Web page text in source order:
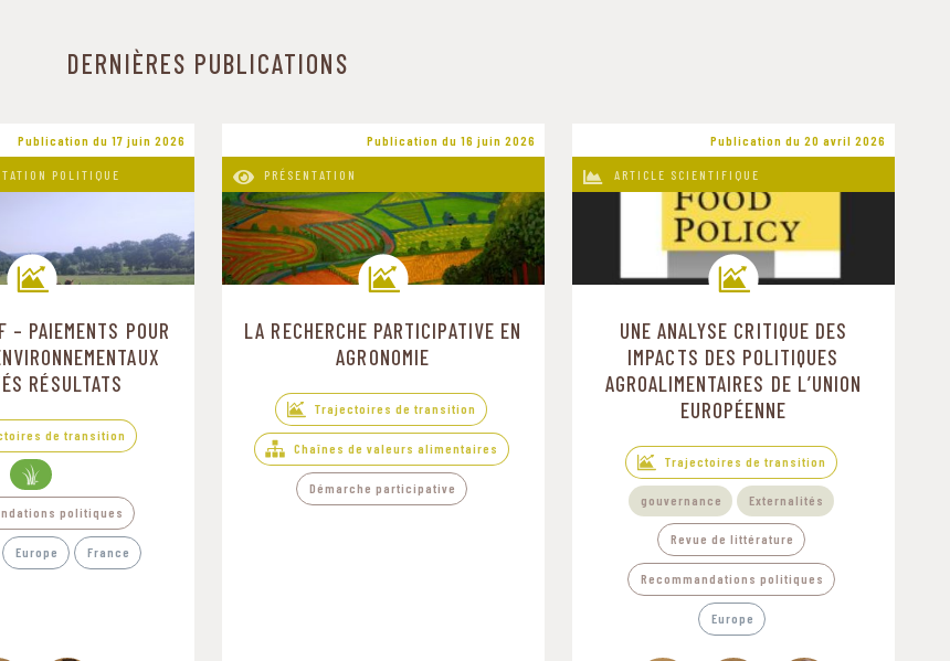
DERNIÈRES PUBLICATIONS
Publication du 17 juin 2026
POLITIQUE
de transition
– PAIEMENTS POUR
RÉSULTATS
de transition
politiques
Europe France
Publication du 16 juin 2026
PRÉSENTATION
Trajectoires de transition
LA RECHERCHE PARTICIPATIVE EN
AGRONOMIE
Trajectoires de transition
Chaînes de valeurs alimentaires
Démarche participative
Publication du 20 avril 2026
ARTICLE SCIENTIFIQUE
Trajectoires de transition
UNE ANALYSE CRITIQUE DES
IMPACTS DES POLITIQUES
AGROALIMENTAIRES DE L’UNION
EUROPÉENNE
Trajectoires de transition
gouvernance Externalités
Revue de littérature
Recommandations politiques
Europe